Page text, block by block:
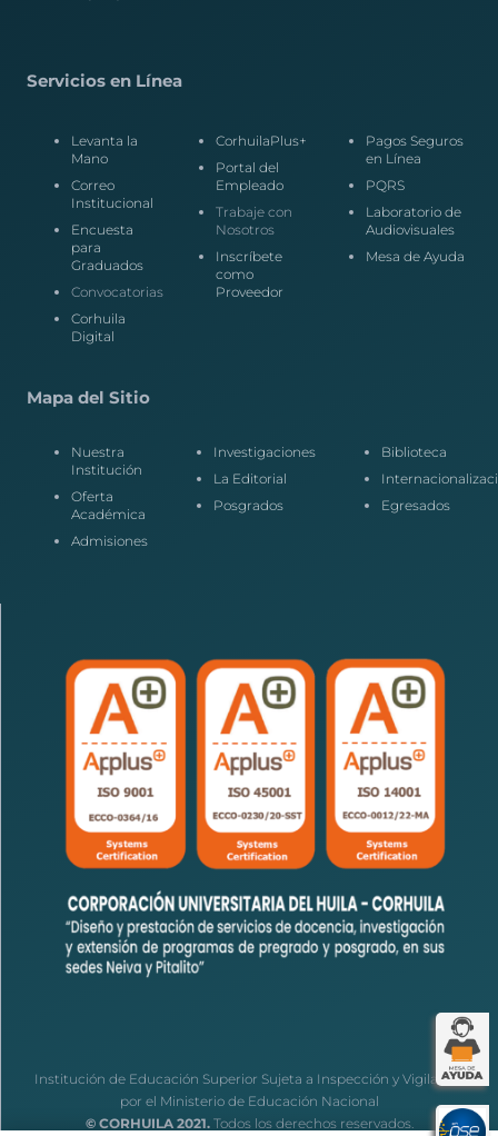
Servicios en Línea
Levanta la
Mano
Correo
Institucional
Encuesta
para
Graduados
Convocatorias
Corhuila
Digital
CorhuilaPlus+
Portal del
Empleado
Trabaje con
Nosotros
Inscríbete
como
Proveedor
Pagos Seguros
en Línea
PQRS
Laboratorio de
Audiovisuales
Mesa de Ayuda
Mapa del Sitio
Nuestra
Institución
Oferta
Académica
Admisiones
Investigaciones
La Editorial
Posgrados
Biblioteca
Egresados
Institución de Educación Superior Sujeta a Inspección y Vigilancia
por el Ministerio de Educación Nacional
© CORHUILA 2021. Todos los derechos reservados.